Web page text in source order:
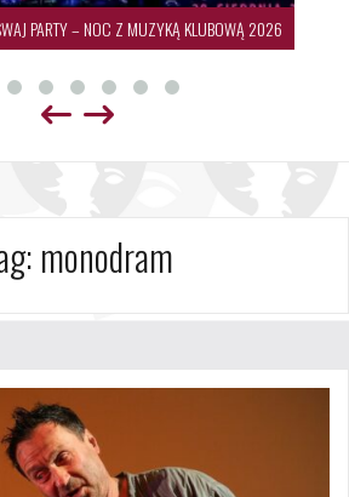
PARTY – NOC Z MUZYKĄ KLUBOWĄ 2026
monodram